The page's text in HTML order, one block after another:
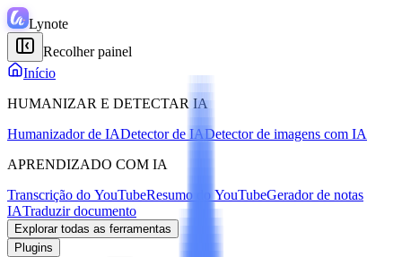
Lynote
Recolher painel
Início
HUMANIZAR E DETECTAR IA
Humanizador de IADetector de IADetector de imagens com IA
APRENDIZADO COM IA
Transcrição do YouTubeResumo do YouTubeGerador de notas
IATraduzir documento
Explorar todas as ferramentas
Plugins